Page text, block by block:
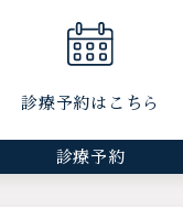
診療予約はこちら
診療予約